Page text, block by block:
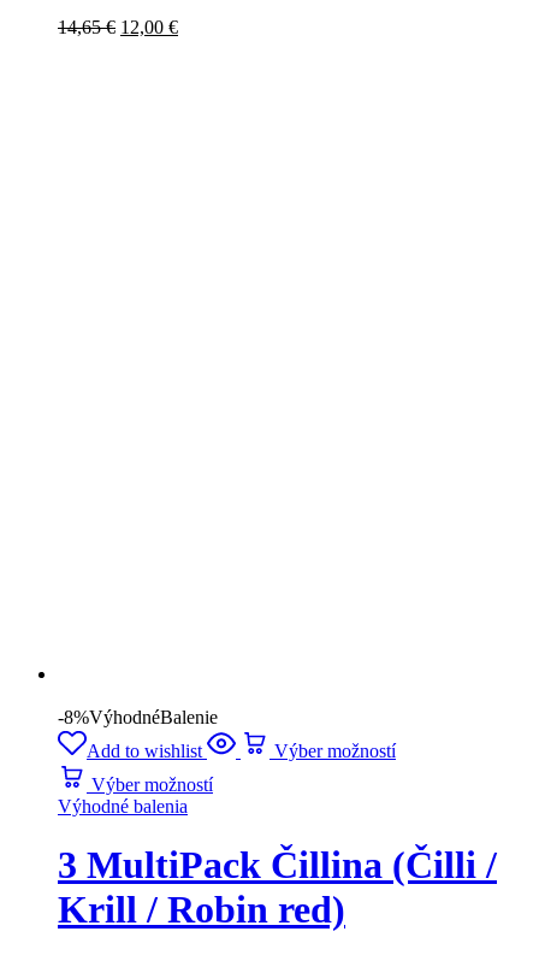
14,65€ 12,00 €
-8%VýhodnéBalenie
Add to wishlist
Výber možností
Výber možností
Výhodné balenia
3 MultiPack Čillina (Čilli /
Krill / Robin red)